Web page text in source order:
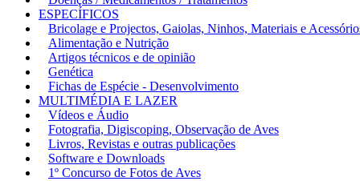
ESPECÍFICOS
Bricolage e Projectos, Gaiolas, Ninhos, Materiais e
Alimentação e Nutrição
Artigos técnicos e de opinião
Genética
Fichas de Espécie - Desenvolvimento
MULTIMÉDIA E LAZER
Vídeos e Áudio
Fotografia, Digiscoping, Observação de Aves
Livros, Revistas e outras publicações
Software e Downloads
1º Concurso de Fotos de Aves